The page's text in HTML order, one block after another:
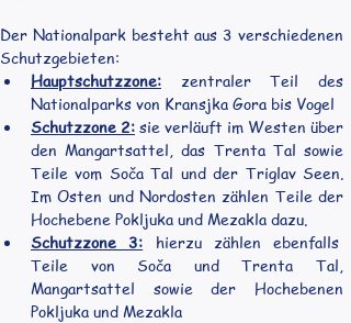
Der Nationalpark besteht aus 3 verschiedenen
Schutzgebieten:
Hauptschutzzone: zentraler Teil des
Nationalparks von Kransjka Gora bis Vogel
Schutzzone 2: sie verläuft im Westen über
den Mangartsattel, das Trenta Tal sowie
Teile vom Soča Tal und der Triglav Seen.
Im Osten und Nordosten zählen Teile der
Hochebene Pokljuka und Mezakla dazu.
Schutzzone 3: hierzu zählen ebenfalls
Teile von Soča und Trenta Tal,
Mangartsattel sowie der Hochebenen
Pokljuka und Mezakla